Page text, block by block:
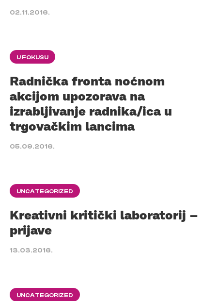
02.11.2016.
U FOKUSU
Radnička fronta noćnom
akcijom upozorava na
izrabljivanje radnika/ica u
trgovačkim lancima
05.09.2016.
UNCATEGORIZED
Kreativni kritički laboratorij –
prijave
13.03.2016.
UNCATEGORIZED